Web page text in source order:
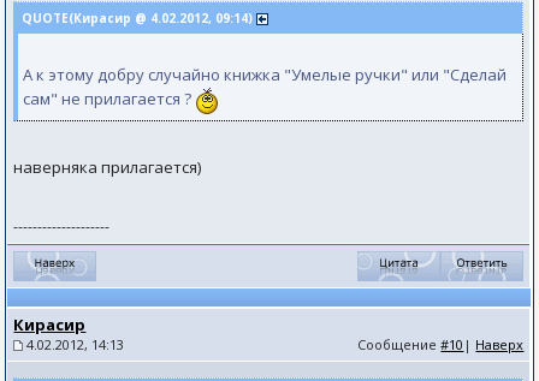
QUOTE(Кирасир @ 4.02.2012, 09:14)
А к этому добру случайно книжка "Умелые ручки" или "Сделай
сам" не прилагается ?
наверняка прилагается)
--------------------
Кирасир
4.02.2012, 14:13 Сообщение#10 | Наверх